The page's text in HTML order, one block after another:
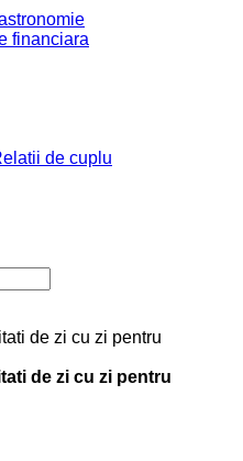
financiara
de cuplu
de zi cu zi pentru